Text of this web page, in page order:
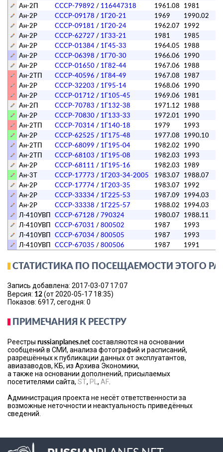
Ан-2П
СССР-79892 / 116447318 1961.08 1981
Ан-2Р
СССР-09178 / 1Г20-21 1969 1990.02
Ан-2Р
СССР-09181 / 1Г20-24 1962.07 1992
Ан-2Р
СССР-62727 / 1Г33-21 1981 1985
Ан-2Р
СССР-01384 / 1Г45-33 1964.05 1988
Ан-2Р
СССР-06398 / 1Г70-30 1966.06 1990
Ан-2Р
СССР-01650 / 1Г82-44 1967.06 1988
Ан-2ТП
СССР-40596 / 1Г84-49 1967.08 1987
Ан-2Р
СССР-32203 / 1Г95-14 1968.06 1990
Ан-2Р
СССР-01712 / 1Г105-45 1969.06 1981
Ан-2П
СССР-70783 / 1Г132-38 1971.12 1988
Ан-2Р
СССР-70830 / 1Г133-33 1972.01 1990
Ан-2ТП
СССР-70314 / 1Г140-18 1979 1993
Ан-2Р
СССР-62525 / 1Г175-48 1977.08 1990.10
Ан-2ТП
СССР-68099 / 1Г195-04 1982.02 1990
Ан-2ТП
СССР-68103 / 1Г195-08 1982.03 1993
Ан-2Р
СССР-68111 / 1Г195-16 1982.03 1989
Ан-3Т
СССР-17773 / 1Г203-34-2005 1983.07 1988.07
Ан-2Р
СССР-17774 / 1Г203-35 1983.07 1992
Ан-2Р
СССР-33334 / 1Г225-53 1987.09 1994.03
Ан-2Р
СССР-33338 / 1Г225-57 1988.02 1994.03
Л-410УВП СССР-67128 /790324 1980.07 1988.11
Л-410УВП СССР-67031 /800502 1987 1993
Л-410УВП СССР-67034 /800505 1987 1993
Л-410УВП СССР-67035 /800506 1987 1991
СТАТИСТИКА ПО ПОСЕЩАЕМОСТИ ЭТОГО
Запись добавлена: 2017-03-07 17:07
Версия: 12(от 2020-05-17 18:35)
Показов: 6917, сегодня: 0
ПРИМЕЧАНИЯ К РЕЕСТРУ
Реестры russianplanes.netсоставляются на основании
сообщений в СМИ, анализа фотографий и расписаний,
разрешённых к публикации данных от эксплуатантов,
авиазаводов, КБ, из Архива Экономики,
а также на основании дополнений, присылаемых
посетителями сайта, ST, PL , AF
Администрация проекта не несёт ответственности за
возможные неточности и неактуальность приведённых
сведений.